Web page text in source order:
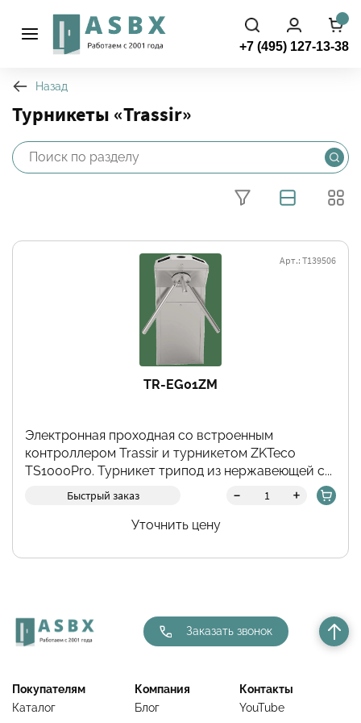
+7 (495) 127-13-38
Назад
Турникеты «Trassir»
TR-EG01ZM
Арт.: Т139506
Электронная проходная со встроенным
контроллером Trassir и турникетом ZKTeco
TS1000Pro. Турникет трипод из нержавеющей с...
Быстрый заказ - +
Уточнить цену
Фильтры
Покупателям
Каталог
Компания
Блог
Контакты
YouTube
Заказать звонок